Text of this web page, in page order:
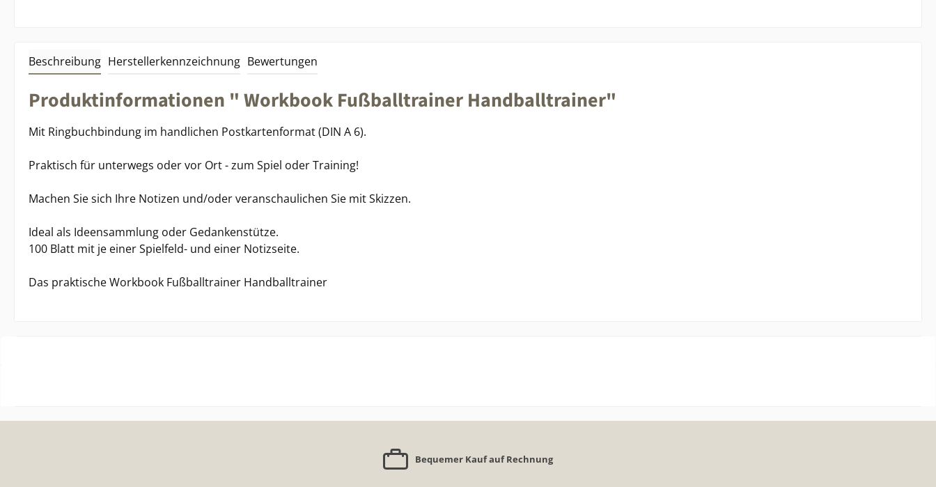
Beschreibung Herstellerkennzeichnung Bewertungen
Produktinformationen " Workbook Fußballtrainer Handballtrainer"
Mit Ringbuchbindung im handlichen Postkartenformat (DIN A 6).
Praktisch für unterwegs oder vor Ort - zum Spiel oder Training!
Machen Sie sich Ihre Notizen und/oder veranschaulichen Sie mit Skizzen.
Ideal als Ideensammlung oder Gedankenstütze.
100 Blatt mit je einer Spielfeld- und einer Notizseite.
Das praktische Workbook Fußballtrainer Handballtrainer
Bequemer Kauf auf Rechnung